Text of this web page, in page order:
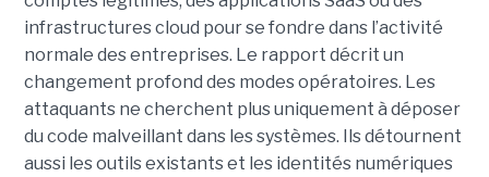
infrastructures cloud pour se fondre dans l’activité
normale des entreprises. Le rapport décrit un
changement profond des modes opératoires. Les
attaquants ne cherchent plus uniquement à déposer
du code malveillant dans les systèmes. Ils détournent
aussi les outils existants et les identités numériques